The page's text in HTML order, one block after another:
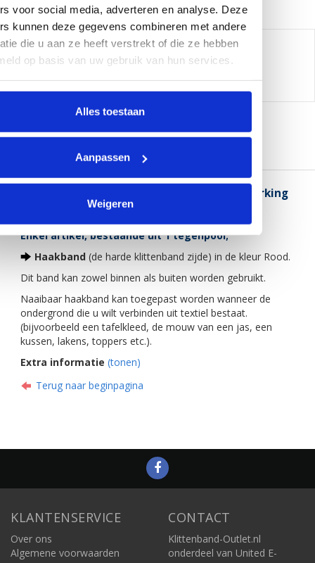
voor social media, adverteren en analyse. Deze
kunnen deze gegevens combineren met andere
die u aan ze heeft verstrekt of die ze hebben
op basis van uw gebruik van hun services.
Alles toestaan
Aanpassen
Weigeren
Delen:
-Neem contact op over dit product
-Afdrukken
Informatie Reviews (0)
DynaLok Heavy Duty Haakband voor verwerking
met de naaimachine, Rood, leverbaar in 4
Enkel artikel, bestaande uit 1 tegenpool;
Haakband (de harde klittenband zijde) in de kleur Rood.
Dit band kan zowel binnen als buiten worden gebruikt.
Naaibaar haakband kan toegepast worden wanneer de
ondergrond die u wilt verbinden uit textiel bestaat.
(bijvoorbeeld een tafelkleed, de mouw van een jas, een
kussen, lakens, toppers etc.).
Extra informatie (tonen)
Terug naar beginpagina
KLANTENSERVICE
Over ons
Algemene voorwaarden
CONTACT
Klittenband-Outlet.nl
onderdeel van United E-